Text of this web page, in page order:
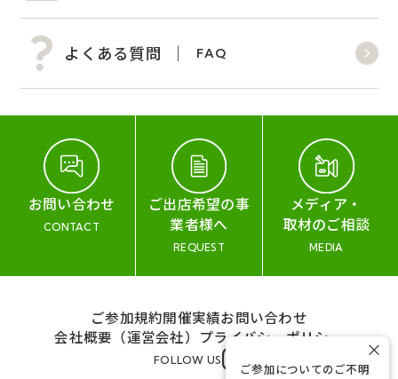
よくある質問 FAQ
お問い合わせ
CONTACT
ご出店希望の事
業者様へ
REQUEST
メディア・
取材のご相談
MEDIA
ご参加規約開催実績お問い合わせ
会社概要（運営会社） プライバシーポリシー
FOLLOW US
ご参加についてのご不明
×